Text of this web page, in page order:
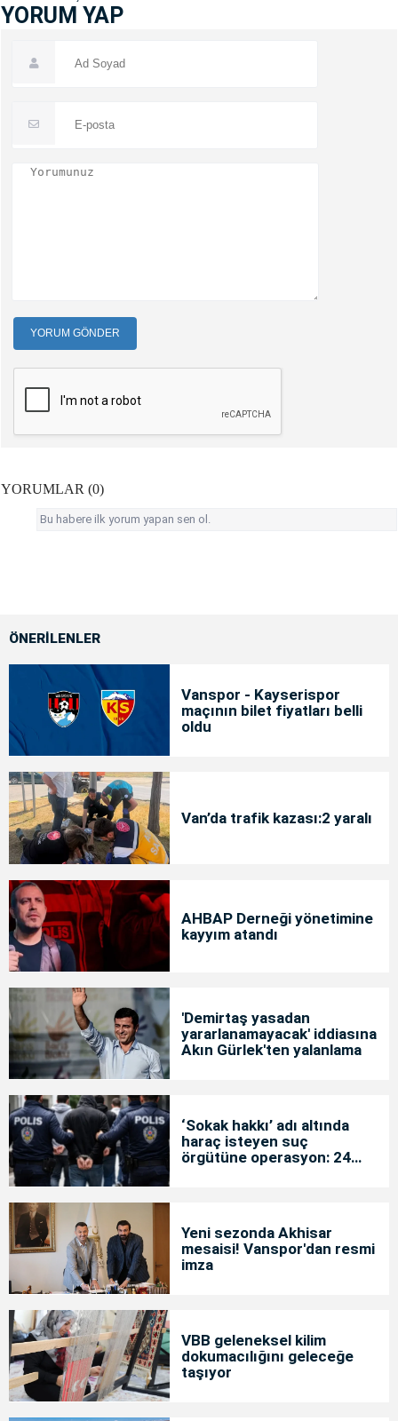
YORUM YAP
YORUM GÖNDER
YORUMLAR (0)
Bu habere ilk yorum yapan sen ol.
ÖNERİLENLER
Vanspor - Kayserispor
maçının bilet fiyatları belli
oldu
Van’da trafik kazası:2 yaralı
AHBAP Derneği yönetimine
kayyım atandı
'Demirtaş yasadan
yararlanamayacak' iddiasına
Akın Gürlek'ten yalanlama
‘Sokak hakkı’ adı altında
haraç isteyen suç
örgütüne operasyon: 24
Yeni sezonda Akhisar
mesaisi! Vanspor'dan resmi
imza
VBB geleneksel kilim
dokumacılığını geleceğe
taşıyor